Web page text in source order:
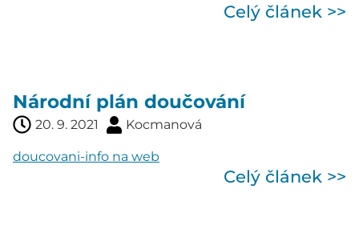
Celý článek >>
Národní plán doučování
20. 9. 2021 Kocmanová
doucovani-info na web
Celý článek >>